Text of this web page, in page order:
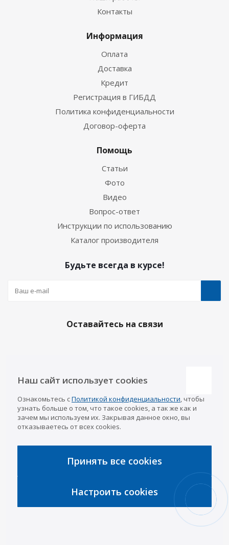
Контакты
Информация
Оплата
Доставка
Кредит
Регистрация в ГИБДД
Политика конфиденциальности
Договор-оферта
Помощь
Статьи
Фото
Видео
Вопрос-ответ
Инструкции по использованию
Каталог производителя
Будьте всегда в курсе!
Оставайтесь на связи
Наши контакты
Казань
8 (843) 207-03-08
Уфа
8 (347) 258-84-87
8 (8352) 38-88-37
Интернет-магазин
info@a-pricep.ru
Наш сайт использует cookies
Ознакомьтесь сПолитикой конфиденциальности, чтобы
узнать больше о том, что такое cookies, а так же как и
зачем мы используем их. Закрывая данное окно, вы
отказываетесь от всех cookies.
Принять все cookies
Настроить cookies